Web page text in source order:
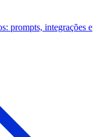
prompts, integrações e